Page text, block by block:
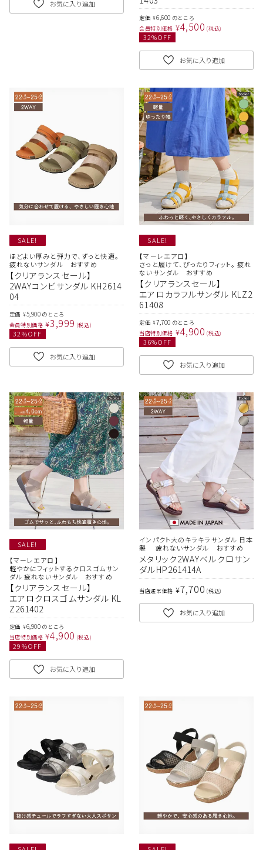
お気に入り追加
定価 ¥6,600 のところ
会員特別価格 ¥4,500 税込
32%OFF
お気に入り追加
SALE!
ほどよい厚みと弾力で、ずっと快適。
疲れないサンダル おすすめ
【クリアランスセール】
2WAYコンビサンダル KH2614
04
定価 ¥5,900 のところ
会員特別価格 ¥3,999 税込
32%OFF
お気に入り追加
SALE!
【マーレエアロ】
さっと履けて、ぴったりフィット。 疲れ
ないサンダル おすすめ
【クリアランスセール】
エアロカラフルサンダル KLZ2
61408
定価 ¥7,700 のところ
当店特別価格 ¥4,900 税込
36%OFF
お気に入り追加
SALE!
【マーレエアロ】
軽やかにフィットするクロスゴムサン
ダル 疲れないサンダル おすすめ
【クリアランスセール】
エアロクロスゴムサンダル KL
Z261402
定価 ¥6,900 のところ
当店特別価格 ¥4,900 税込
29%OFF
お気に入り追加
インパクト大のキラキラサンダル 日本
製 疲れないサンダル おすすめ
メタリック2WAYベルクロサン
ダルHP261414A
当店通常価格 ¥7,700 税込
お気に入り追加